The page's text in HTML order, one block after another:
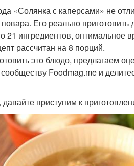
«Солянка с каперсами» не
Его реально
21 ингредиентов, оптимальное
рассчитан на 8 порций.
это блюдо, предлагаем
Foodmag.me и
приступим к